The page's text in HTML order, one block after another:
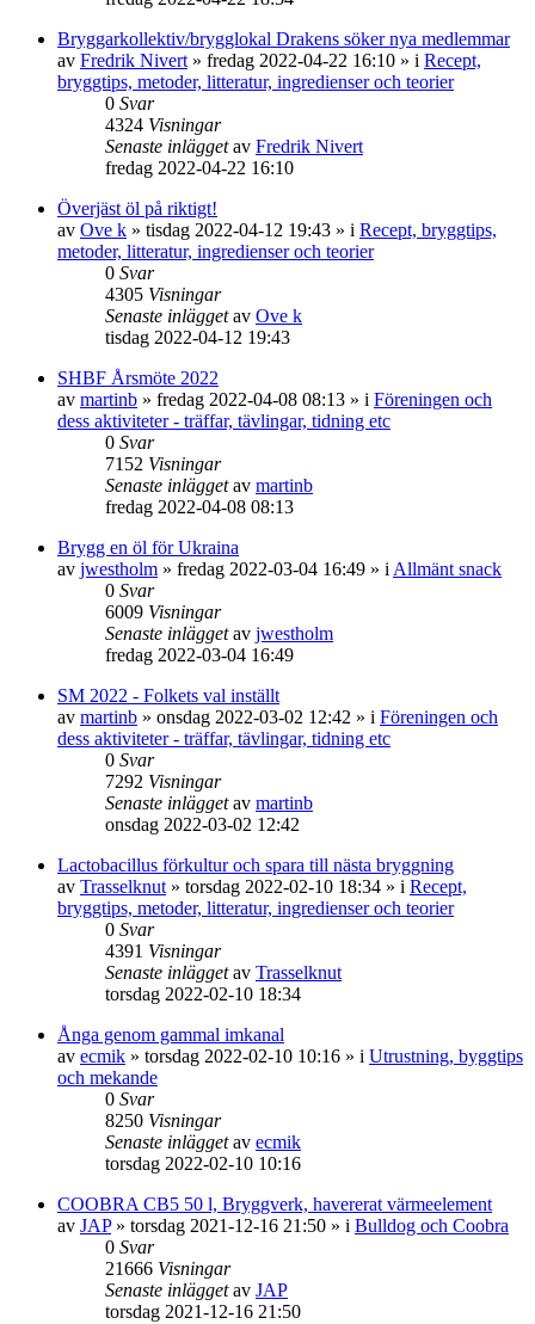
Bryggarkollektiv/brygglokal Drakens söker nya medlemmar
av Fredrik Nivert » fredag 2022-04-22 16:10 » i Recept,
bryggtips, metoder, litteratur, ingredienser och teorier
0 Svar
4324 Visningar
Senaste inläggetav Fredrik Nivert
fredag 2022-04-22 16:10
Överjäst öl på riktigt!
av Ove k » tisdag 2022-04-12 19:43 » i Recept, bryggtips,
metoder, litteratur, ingredienser och teorier
0 Svar
4305 Visningar
Senaste inläggetav Ove k
tisdag 2022-04-12 19:43
SHBF Årsmöte 2022
av martinb » fredag 2022-04-08 08:13 » i Föreningen och
dess aktiviteter - träffar, tävlingar, tidning etc
0 Svar
7152 Visningar
Senaste inläggetav martinb
fredag 2022-04-08 08:13
Brygg en öl för Ukraina
av jwestholm » fredag 2022-03-04 16:49 » i Allmänt snack
0 Svar
6009 Visningar
Senaste inläggetav jwestholm
fredag 2022-03-04 16:49
SM 2022 - Folkets val inställt
av martinb » onsdag 2022-03-02 12:42 » i Föreningen och
dess aktiviteter - träffar, tävlingar, tidning etc
0 Svar
7292 Visningar
Senaste inläggetav martinb
onsdag 2022-03-02 12:42
Lactobacillus förkultur och spara till nästa bryggning
av Trasselknut » torsdag 2022-02-10 18:34 » i Recept,
bryggtips, metoder, litteratur, ingredienser och teorier
0 Svar
4391 Visningar
Senaste inläggetav Trasselknut
torsdag 2022-02-10 18:34
Ånga genom gammal imkanal
av ecmik » torsdag 2022-02-10 10:16 » i Utrustning, byggtips
och mekande
0 Svar
8250 Visningar
Senaste inläggetav ecmik
torsdag 2022-02-10 10:16
COOBRA CB5 50 l, Bryggverk, havererat värmeelement
av JAP» torsdag 2021-12-16 21:50 » i Bulldog och Coobra
0 Svar
21666 Visningar
Senaste inläggetav JAP
torsdag 2021-12-16 21:50